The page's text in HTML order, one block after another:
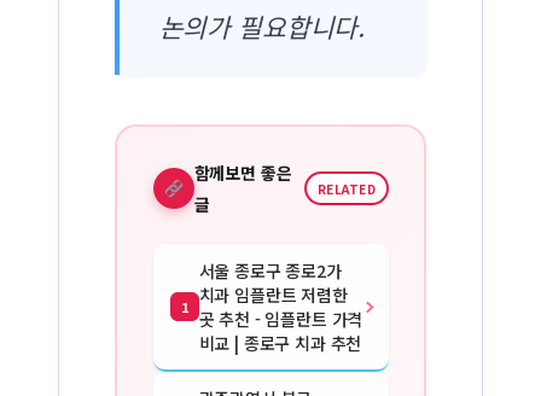
논의가 필요합니다.
함께보면 좋은
글
RELATED
1
서울 종로구 종로2가
치과 임플란트 저렴한
곳 추천 - 임플란트 가격
비교 | 종로구 치과 추천